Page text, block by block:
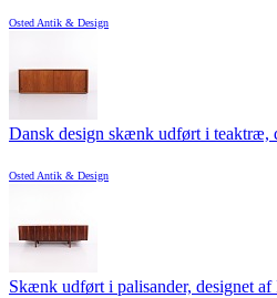
Osted Antik & Design
Dansk design skænk udført i teaktræ,
Osted Antik & Design
Skænk udført i palisander, designet